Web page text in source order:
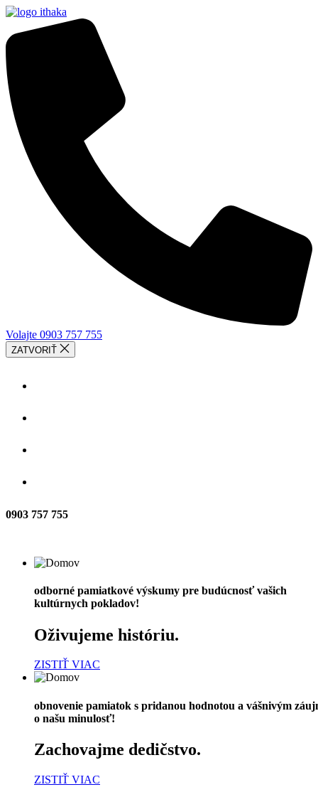
Volajte 0903 757 755
ZATVORIŤ
0903 757 755
pamiatkové výskumy pre budúcnosť
pokladov!
históriu.
VIAC
obnovenie pamiatok s pridanou hodnotou a vášnivým
o našu minulosť!
Zachovajme dedičstvo.
ZISTIŤ VIAC